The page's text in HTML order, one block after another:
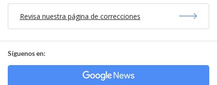
Revisa nuestra página de correcciones
Síguenos en: